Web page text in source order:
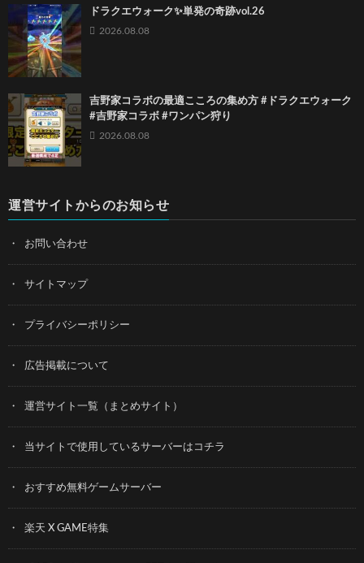
ドラクエウォーク✨単発の奇跡vol.26
2026.08.08
吉野家コラボの最適こころの集め方 #ドラクエウォーク
#吉野家コラボ #ワンパン狩り
2026.08.08
運営サイトからのお知らせ
お問い合わせ
サイトマップ
プライバシーポリシー
広告掲載について
運営サイト一覧（まとめサイト）
当サイトで使用しているサーバーはコチラ
おすすめ無料ゲームサーバー
楽天 X GAME特集